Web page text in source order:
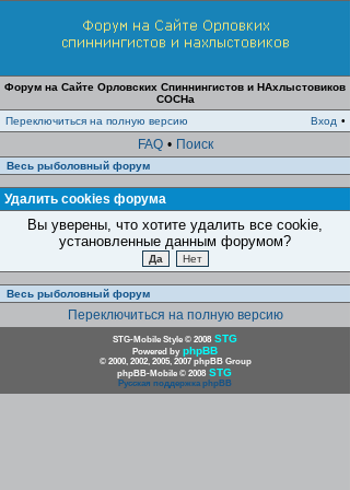
Форум на Сайте Орловских Спиннингистов и НАхлыстовиков
СОСНа
Переключиться на полную версию
Вход •
FAQ • Поиск
Весь рыболовный форум
Удалить cookies форума
Вы уверены, что хотите удалить все cookie,
установленные данным форумом?
Весь рыболовный форум
Переключиться на полную версию
STG-Mobile Style © 2008 STG
Powered by phpBB
© 2000, 2002, 2005, 2007 phpBB Group
phpBB-Mobile © 2008 STG
Русская поддержка phpBB